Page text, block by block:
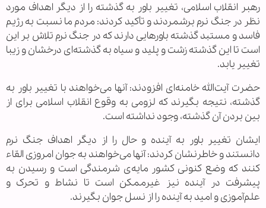
رهبر انقلاب اسلامی، تغییر باور به گذشته را از دیگر اهداف مورد
نظر در جنگ نرم برشمردند و تأکید کردند: مردم ما نسبت به رژیم
فاسد و مستبد گذشته باورهایی دارند که در جنگ نرم تلاش بر این
است تا این گذشته زشت و پلید و سیاه به گذشته‌ای درخشان و زیبا
تغییر یابد.
حضرت آیت‌الله خامنه‌ای افزودند: آنها می‌خواهند با تغییر باور به
گذشته، نتیجه بگیرند که لزومی به وقوع انقلاب اسلامی برای از
بین بردن آن گذشته، وجود نداشته است.
ایشان تغییر باور به آینده و حال را از دیگر اهداف جنگ نرم
دانستند و خاطرنشان کردند: آنها می‌خواهند به جوان امروزی القاء
کنند که وضع کنونی کشور مایه‌ی شرمندگی است و رسیدن به
پیشرفت در آینده نیز غیرممکن است تا نشاط و تحرک و
علم‌آموزی و امید به آینده را از نسل جوان بگیرند.